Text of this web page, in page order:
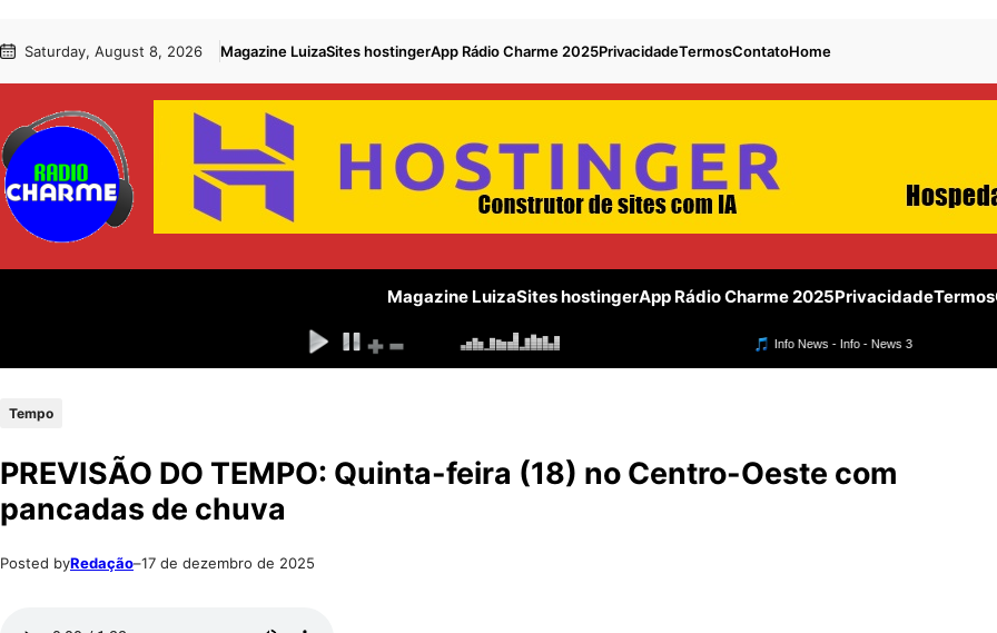
para
conteúdo
to Saturday, August 8, 2026 Magazine LuizaSites hostingerApp Rádio Charme 2025PrivacidadeTermosContatoHome
Magazine LuizaSites hostingerApp Rádio Charme 2025PrivacidadeTermos
Tempo
PREVISÃO DO TEMPO: Quinta-feira (18) no Centro-Oeste com
pancadas de chuva
Posted byRedação–17 de dezembro de 2025